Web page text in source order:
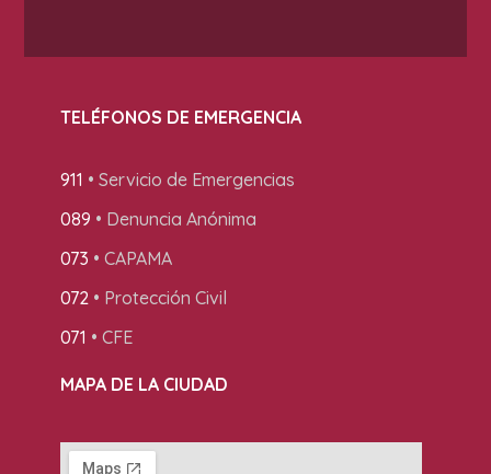
TELÉFONOS DE EMERGENCIA
911 • Servicio de Emergencias
089 • Denuncia Anónima
073 • CAPAMA
072• Protección Civil
071 • CFE
MAPA DE LA CIUDAD